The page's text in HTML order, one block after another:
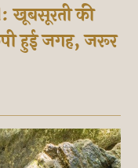
की
हुई जगह, जरूर